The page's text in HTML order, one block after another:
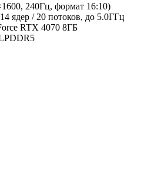
240Гц, формат 16:10)
ядер / 20 потоков, до 5.0ГГц
RTX 4070 8ГБ